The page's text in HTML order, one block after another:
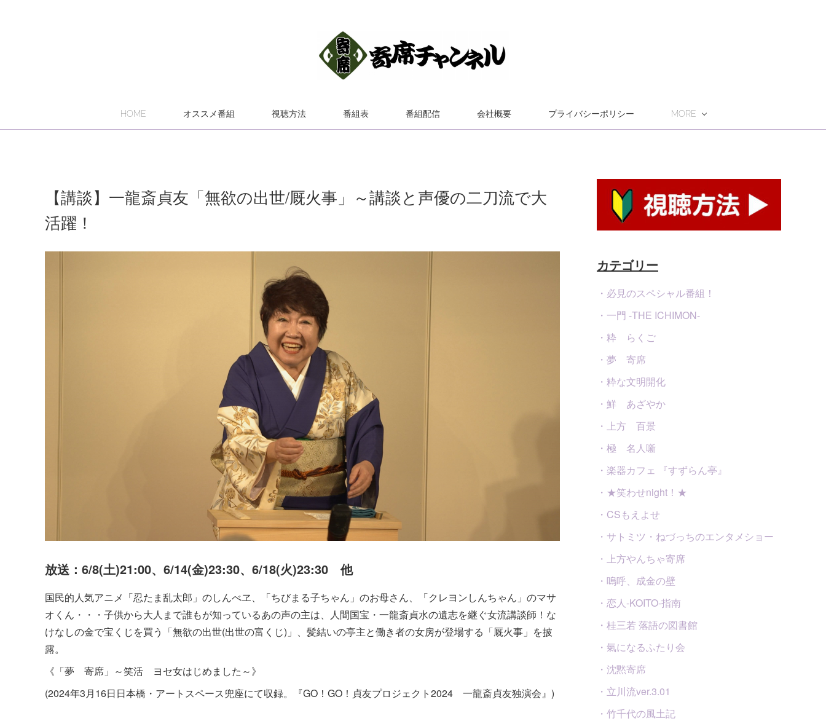
HOME オススメ番組 視聴方法 番組表 番組配信 会社概要 プライバシーポリシー MORE
【講談】一龍斎貞友「無欲の出世/厩火事」～講談と声優の二刀流で大
活躍！
放送：6/8(土)21:00、6/14(金)23:30、6/18(火)23:30 他
国民的人気アニメ「忍たま乱太郎」のしんべヱ、「ちびまる子ちゃん」のお母さん、「クレヨンしんちゃん」のマサ
オくん・・・子供から大人まで誰もが知っているあの声の主は、人間国宝・一龍斎貞水の遺志を継ぐ女流講談師！な
けなしの金で宝くじを買う「無欲の出世(出世の富くじ)」、髪結いの亭主と働き者の女房が登場する「厩火事」を披
露。
《「夢 寄席」～笑活 ヨセ女はじめました～》
(2024年3月16日日本橋・アートスペース兜座にて収録。『GO！GO！貞友プロジェクト2024 一龍斎貞友独演会』)
カテゴリー
・必見のスペシャル番組！
・一門 -THE ICHIMON-
・粋 らくご
・夢 寄席
・粋な文明開化
・鮮 あざやか
・上方 百景
・極 名人噺
・楽器カフェ 『すずらん亭』
・★笑わせnight！★
・CSもえよせ
・サトミツ・ねづっちのエンタメショー
・上方やんちゃ寄席
・嗚呼、成金の壁
・恋人-KOITO-指南
・桂三若 落語の図書館
・氣になるふたり会
・沈黙寄席
・立川流ver.3.01
・竹千代の風土記